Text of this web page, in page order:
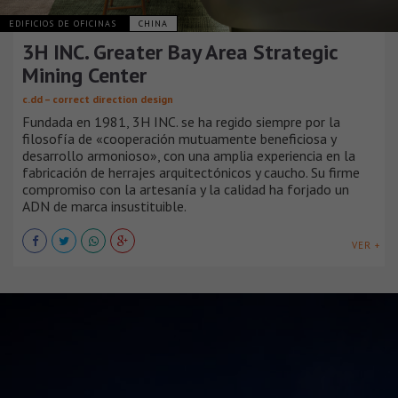
EDIFICIOS DE OFICINAS CHINA
3H INC. Greater Bay Area Strategic
Mining Center
c.dd – correct direction design
Fundada en 1981, 3H INC. se ha regido siempre por la
filosofía de «cooperación mutuamente beneficiosa y
desarrollo armonioso», con una amplia experiencia en la
fabricación de herrajes arquitectónicos y caucho. Su firme
compromiso con la artesanía y la calidad ha forjado un
ADN de marca insustituible.
VER +